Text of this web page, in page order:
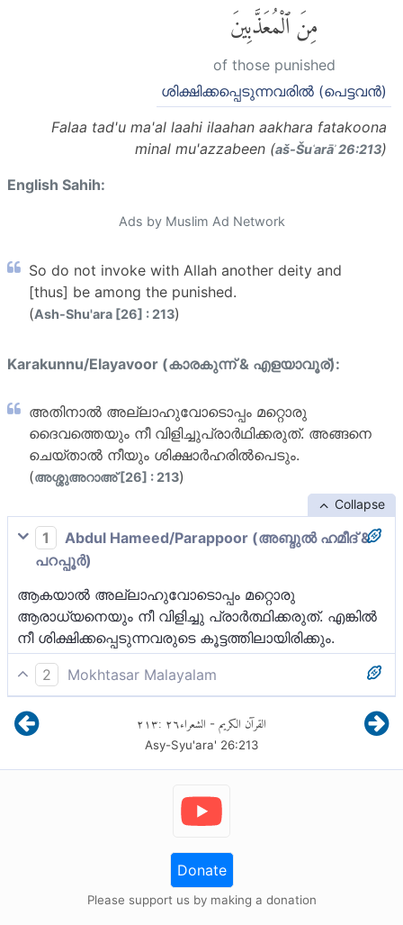
مِنَ ٱلْمُعَذَّبِينَ
of those punished
ശിക്ഷിക്കപ്പെടുന്നവരില്‍ (പെട്ടവന്‍)
Falaa tad'u ma'al laahi ilaahan aakhara fatakoona
minal mu'azzabeen (aš-Šuʿarāʾ 26:213)
English Sahih:
Ads by Muslim Ad Network
So do not invoke with Allah another deity and
[thus] be among the punished.
(Ash-Shu'ara [26] : 213)
Karakunnu/Elayavoor (കാരകുന്ന് & എളയാവൂര്):
അതിനാല്‍ അല്ലാഹുവോടൊപ്പം മറ്റൊരു
ദൈവത്തെയും നീ വിളിച്ചുപ്രാര്‍ഥിക്കരുത്. അങ്ങനെ
ചെയ്താല്‍ നീയും ശിക്ഷാര്‍ഹരില്‍പെടും.
(അശ്ശുഅറാഅ് [26] : 213)
Collapse
1
Abdul Hameed/Parappoor (അബ്ദുല്‍ ഹമീദ് &
പറപ്പൂര്‍)
ആകയാല്‍ അല്ലാഹുവോടൊപ്പം മറ്റൊരു
ആരാധ്യനെയും നീ വിളിച്ചു പ്രാര്‍ത്ഥിക്കരുത്. എങ്കില്‍
‍നീ ശിക്ഷിക്കപ്പെടുന്നവരുടെ കൂട്ടത്തിലായിരിക്കും.
2
Mokhtasar Malayalam
അല്ലാഹുവിനോടൊപ്പം മറ്റൊരു ആരാധ്യനെയും നീ
ആരാധിക്കുകയോ, അല്ലാഹുവിനോടൊപ്പം അവനെ
പങ്കാളിയാക്കുകയോ ചെയ്യരുത്. അങ്ങനെ നീ
ചെയ്താൽ ശിക്ഷിക്കപ്പെടുന്നവരുടെ കൂട്ടത്തിൽ നീ
القرآن الكريم - الشعراء٢٦:٢١٣
Asy-Syu'ara' 26:213
Donate
Please support us by making a donation